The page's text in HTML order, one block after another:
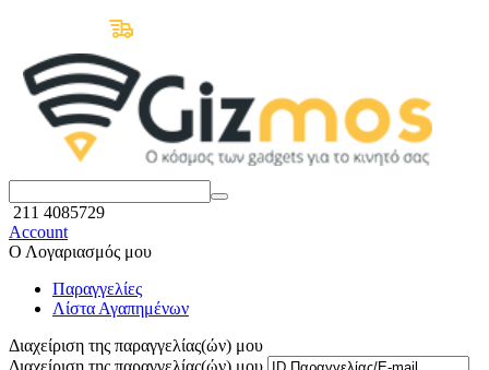
211 4085729
Account
Ο Λογαριασμός μου
Παραγγελίες
Λίστα Αγαπημένων
Διαχείριση της παραγγελίας(ών) μου
Διαχείριση της παραγγελίας(ών) μου